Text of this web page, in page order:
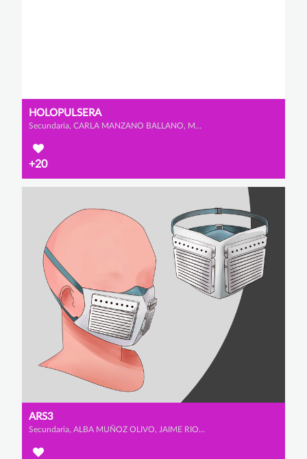
HOLOPULSERA
Secundaria, CARLA MANZANO BALLANO, MARÍA SERRANO LÓPEZ y IRENE DE BLAS VÁZQUEZ
+20
ARS3
Secundaria, ALBA MUÑOZ OLIVO, JAIME RIOS URBANO y IRENE SAINZ ALCALA